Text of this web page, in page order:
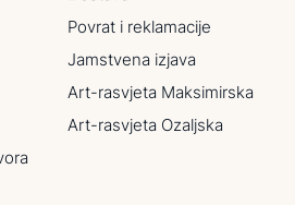
Povrat i reklamacije
Jamstvena izjava
Art-rasvjeta Maksimirska
Art-rasvjeta Ozaljska